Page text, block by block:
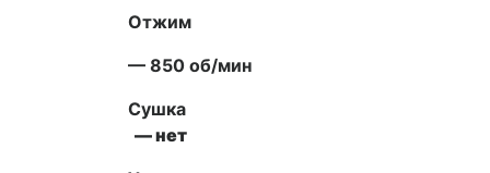
Отжим
— 850 об/мин
Сушка
— нет